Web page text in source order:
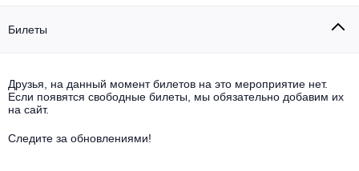
Классическая музыка
Круиз Фест
Известные актёры
Творческий вечер
Мюзикл, оперетта
Детский спектакль
Детское шоу
Все события
Все события
Билеты
Друзья, на данный момент билетов на это мероприятие нет.
Если появятся свободные билеты, мы обязательно добавим их
на сайт.
Следите за обновлениями!